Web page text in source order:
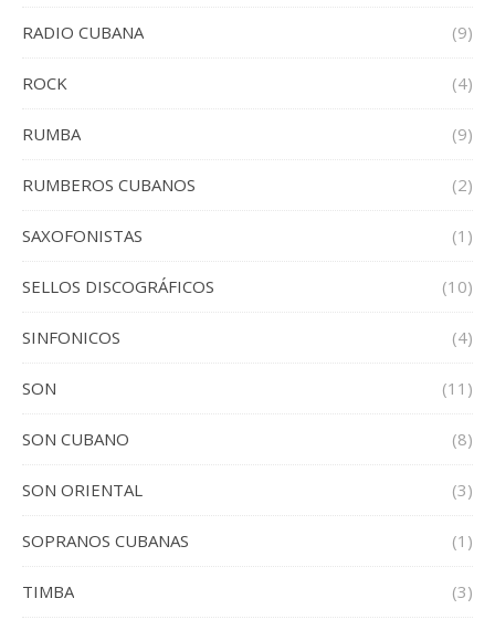
RADIO CUBANA (9)
ROCK (4)
RUMBA (9)
RUMBEROS CUBANOS (2)
SAXOFONISTAS (1)
SELLOS DISCOGRÁFICOS (10)
SINFONICOS (4)
SON (11)
SON CUBANO (8)
SON ORIENTAL (3)
SOPRANOS CUBANAS (1)
TIMBA (3)